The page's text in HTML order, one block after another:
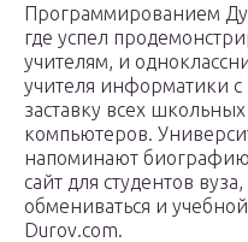
Программированием
где успел
учителям, и
учителя информатики с
заставку всех школьных
компьютеров.
напоминают
сайт для студентов
обмениваться и
Durov.com.